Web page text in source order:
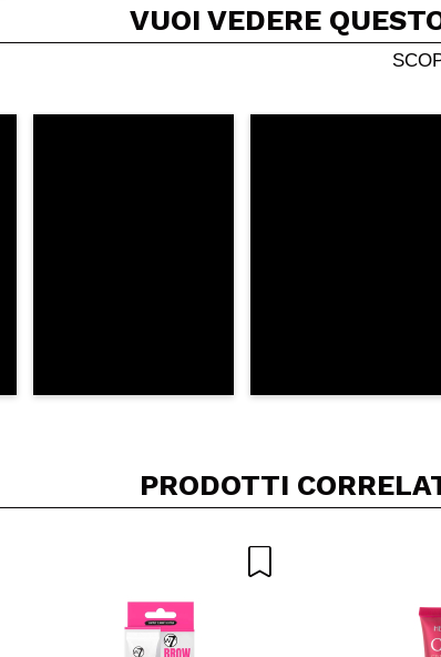
Condividi un video o
Il tuo video potrebbe essere il
Consiglieresti questo acquisto? Si No
VUOI VEDERE
PRODOTTI